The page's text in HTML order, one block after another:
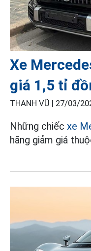
Xe
giá 1,5 tỉ
THANH VŨ | 27/03/
Những chiếc xe
hãng giảm giá